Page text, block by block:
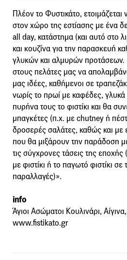
Πλέον το Φυστικάτο, ετοιμάζεται
στον χώρο της εστίασης με ένα
all day, κατάστημα (και αυτό στο
και κουζίνα για την παρασκευή
γλυκών και αλμυρών προτάσεων.
στους πελάτες μας να
μας ιδέες, καθήμενοι σε
νωρίς το πρωί με καφέδες, γλυκά
πυρήνα τους το φιστίκι και θα
μπαγκέτες (π.χ. με chutney ή
δροσερές σαλάτες, καθώς και
που θα μιξάρουν την παράδοση
τις σύγχρονες τάσεις της
με φιστίκι ή το παγωτό φιστίκι
παραλλαγές)».
info
Άγιοι Ασώματοι Κουλινάρι,
www.fistikato.gr